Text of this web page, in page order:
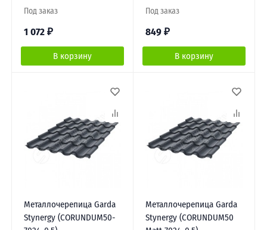
Под заказ
1 072 ₽
В корзину
Под заказ
849 ₽
В корзину
Металлочерепица Garda
Stynergy (CORUNDUM50-
Металлочерепица Garda
Stynergy (CORUNDUM50